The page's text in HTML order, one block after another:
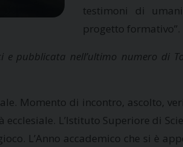
testimoni di
progetto formativo”.
pubblicata nell’ultimo numero di
Momento di incontro, ascolto,
L’Istituto Superiore di
L’Anno accademico che si è